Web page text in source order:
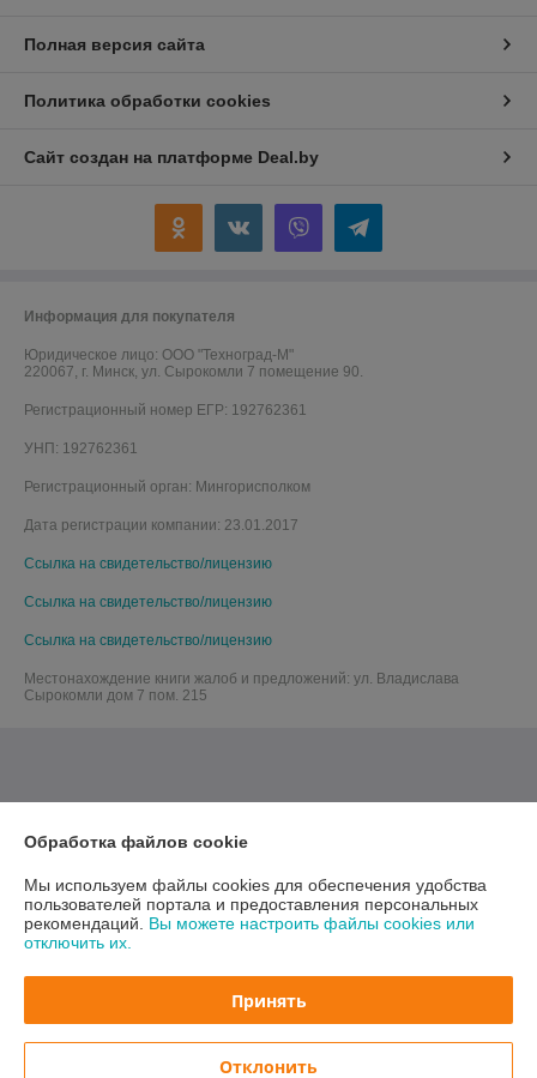
Полная версия сайта
Политика обработки cookies
Сайт создан на платформе Deal.by
Информация для покупателя
Юридическое лицо: ООО "Техноград-М"
220067, г. Минск, ул. Сырокомли 7 помещение 90.
Регистрационный номер ЕГР: 192762361
УНП: 192762361
Регистрационный орган: Мингорисполком
Дата регистрации компании: 23.01.2017
Ссылка на свидетельство/лицензию
Ссылка на свидетельство/лицензию
Ссылка на свидетельство/лицензию
Местонахождение книги жалоб и предложений: ул. Владислава
Сырокомли дом 7 пом. 215
Обработка файлов cookie
Мы используем файлы cookies для обеспечения удобства
пользователей портала и предоставления персональных
рекомендаций. Вы можете настроить файлы cookies или
отключить их.
Принять
Отклонить